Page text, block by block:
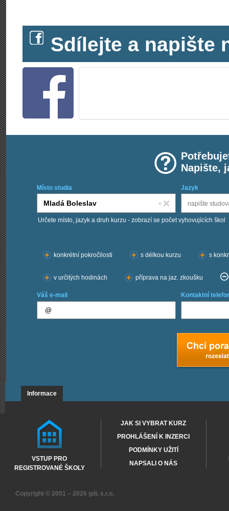
Sdílejte a napište
Napište,
Místo studia Jazyk
Určete místo, jazyk a druh kurzu - zobrazí se počet vyhovujících škol
konkrétní pokročilosti
s délkou kurzu s
v určitých hodinách příprava na jaz. zkoušku
Váš e-mail Kontaktní
Informace
VSTUP PRO
REGISTROVANÉ ŠKOLY
JAK SI VYBRAT KURZ
PROHLÁŠENÍ K INZERCI
PODMÍNKY UŽITÍ
NAPSALI O NÁS
Copyright © 2001 – 2026 gdi, s.r.o.